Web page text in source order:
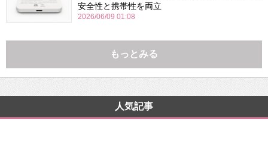
安全性と携帯性を両立
2026/06/09 01:08
もっとみる
人気記事